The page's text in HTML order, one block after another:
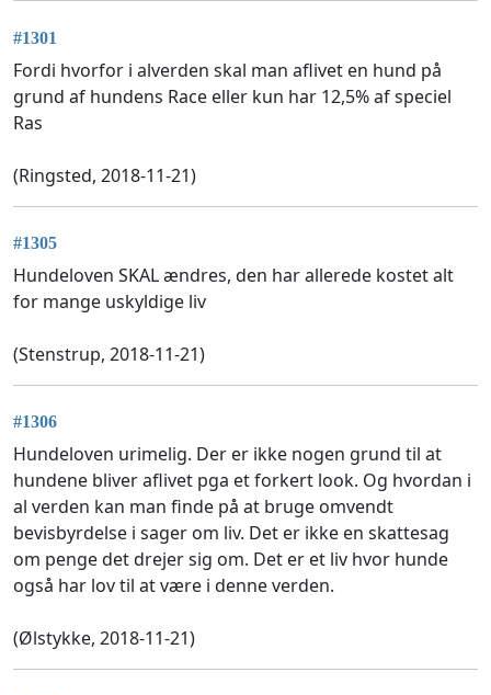
#1301
Fordi hvorfor i alverden skal man aflivet en hund på
grund af hundens Race eller kun har 12,5% af speciel
Ras
(Ringsted, 2018-11-21)
#1305
Hundeloven SKAL ændres, den har allerede kostet alt
for mange uskyldige liv
(Stenstrup, 2018-11-21)
#1306
Hundeloven urimelig. Der er ikke nogen grund til at
hundene bliver aflivet pga et forkert look. Og hvordan i
al verden kan man finde på at bruge omvendt
bevisbyrdelse i sager om liv. Det er ikke en skattesag
om penge det drejer sig om. Det er et liv hvor hunde
også har lov til at være i denne verden.
(Ølstykke, 2018-11-21)